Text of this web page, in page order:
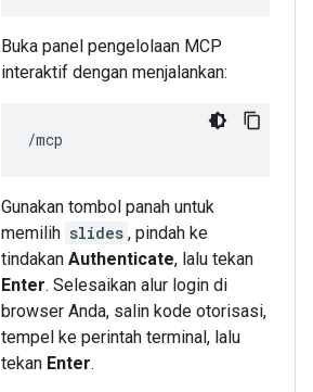
Buka panel pengelolaan MCP
interaktif dengan menjalankan:
Gunakan tombol panah untuk
memilih slides , pindah ke
tindakan Authenticate, lalu tekan
Enter. Selesaikan alur login di
browser Anda, salin kode otorisasi,
tempel ke perintah terminal, lalu
tekan Enter.